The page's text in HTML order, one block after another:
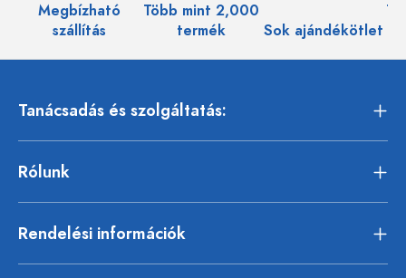
Megbízható
szállítás
Több mint 2,000
termék
Sok ajándékötlet
Tanácsadás és szolgáltatás:
Rólunk
Rendelési információk